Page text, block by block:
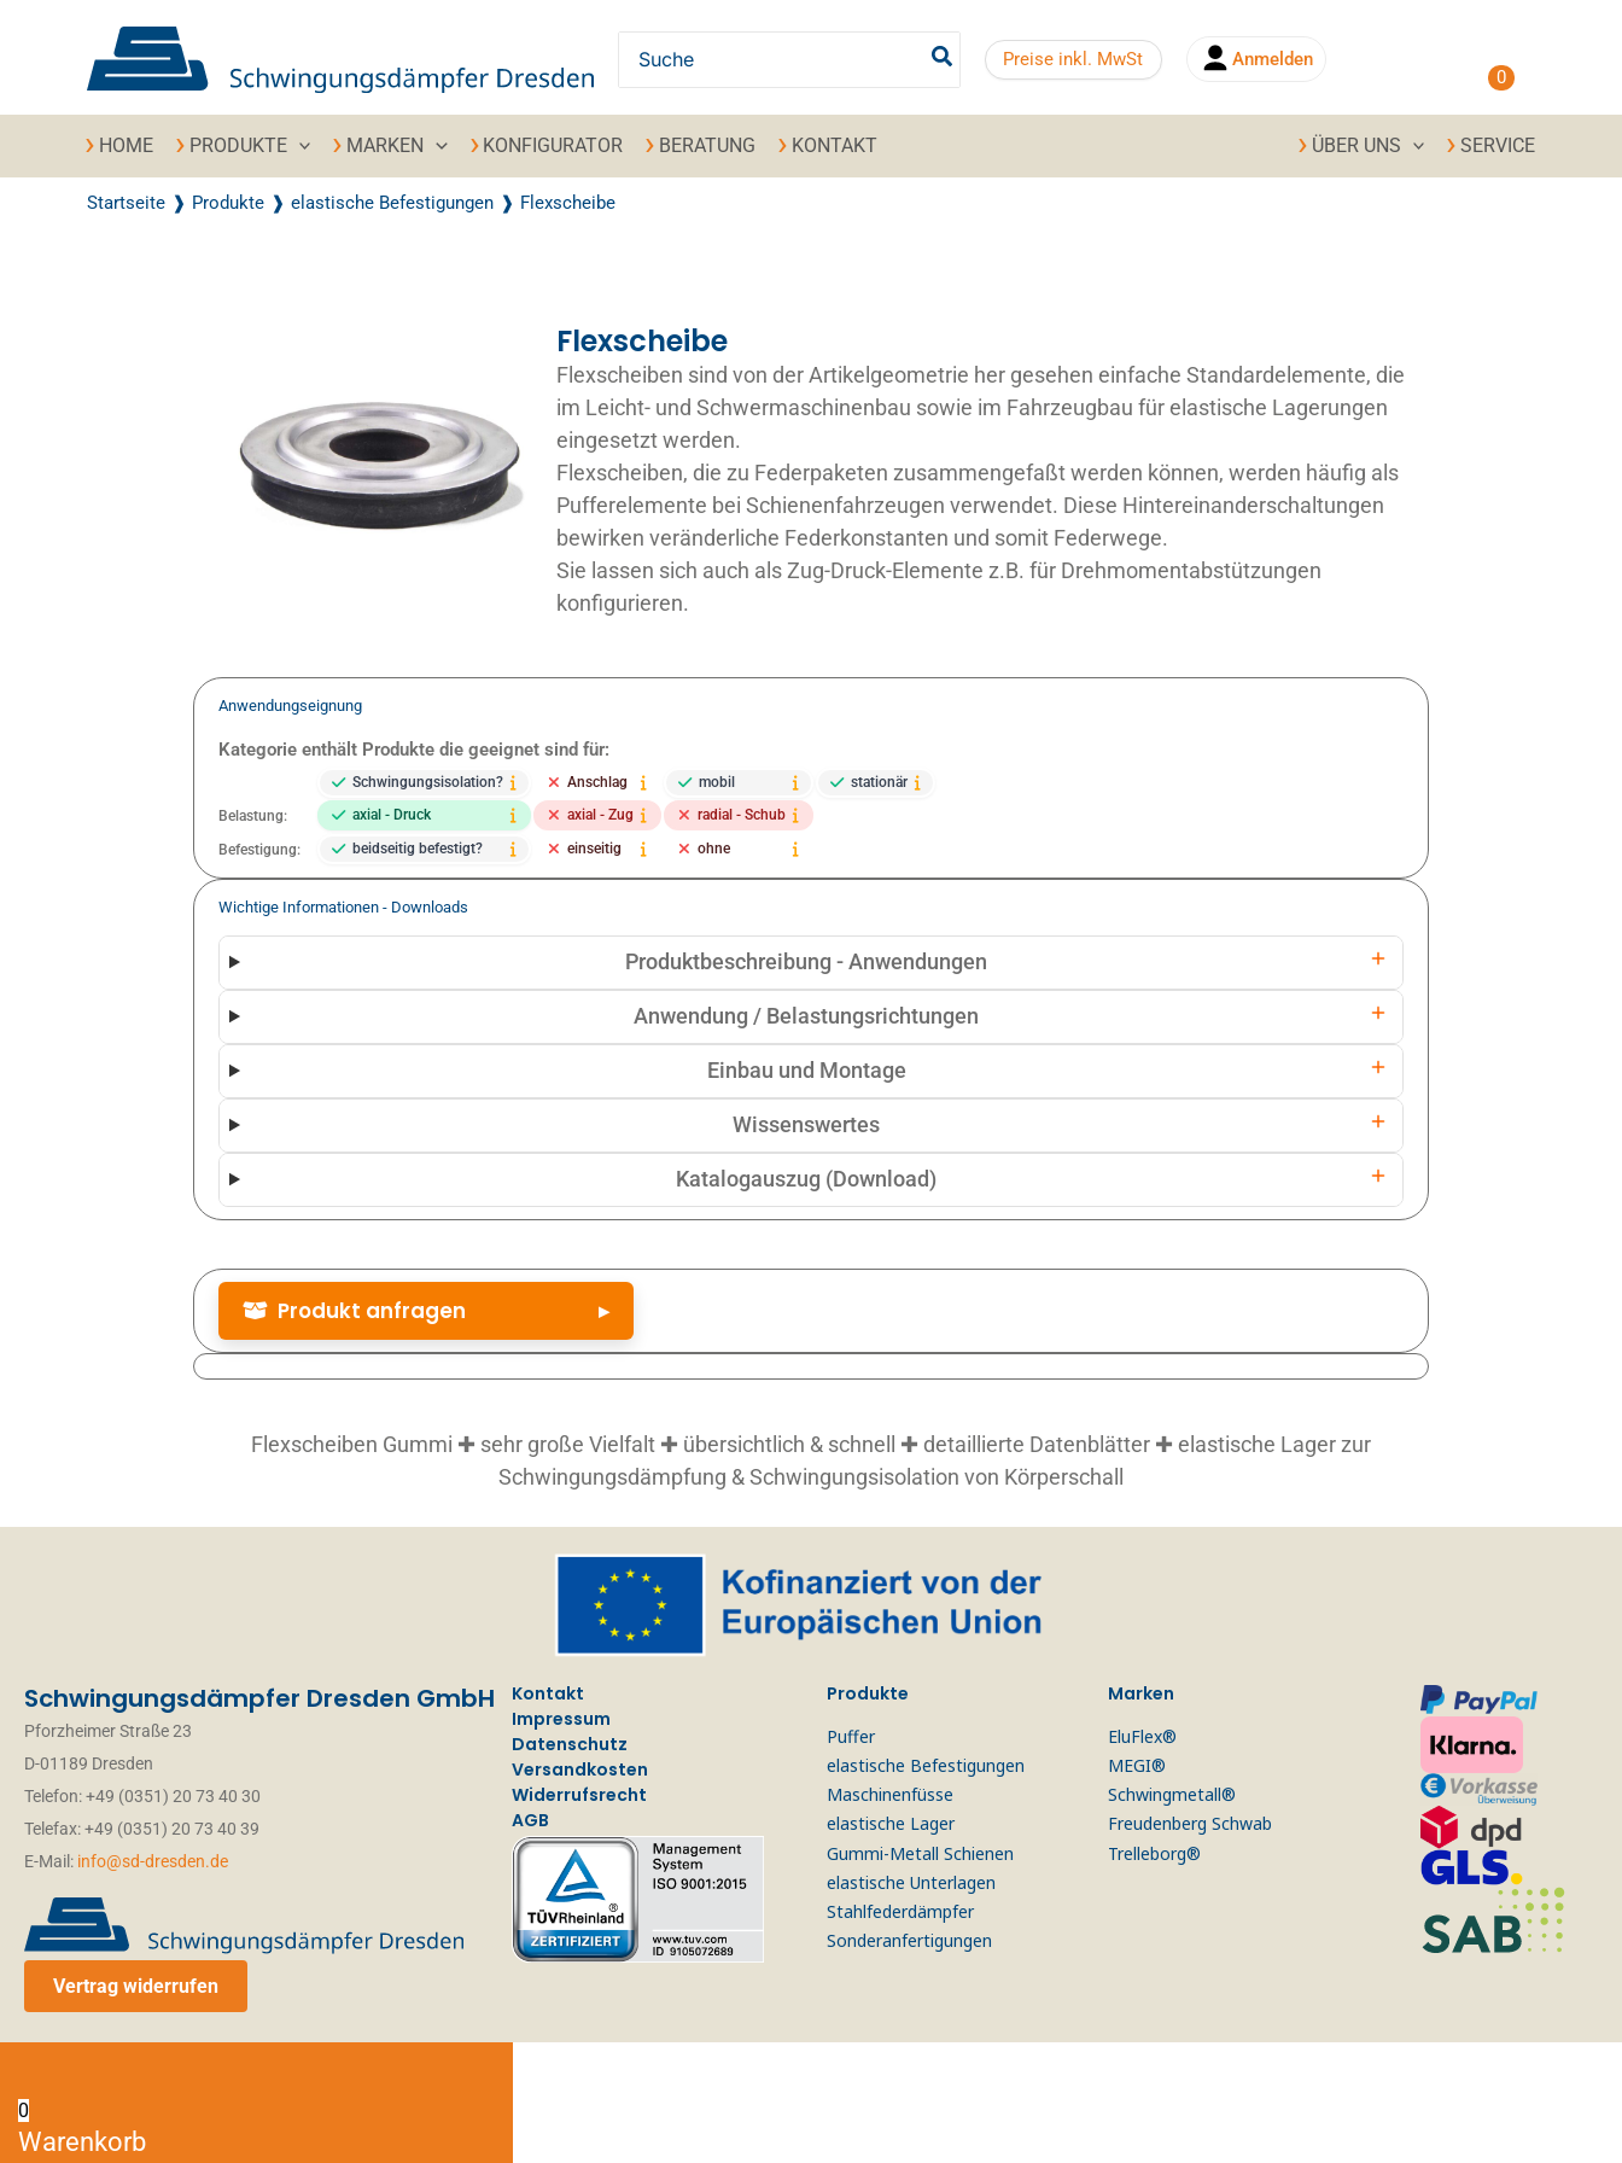
Preise inkl. MwSt Anmelden
0
HOME PRODUKTE MARKEN KONFIGURATOR BERATUNG KONTAKT ÜBER UNS SERVICE
Startseite Produkte elastische Befestigungen Flexscheibe
Flexscheibe
Flexscheiben sind von der Artikelgeometrie her gesehen einfache Standardelemente, die
im Leicht- und Schwermaschinenbau sowie im Fahrzeugbau für elastische Lagerungen
eingesetzt werden.
Flexscheiben, die zu Federpaketen zusammengefaßt werden können, werden häufig als
Pufferelemente bei Schienenfahrzeugen verwendet. Diese Hintereinanderschaltungen
bewirken veränderliche Federkonstanten und somit Federwege.
Sie lassen sich auch als Zug-Druck-Elemente z.B. für Drehmomentabstützungen
konfigurieren.
Anwendungseignung
Kategorie enthält Produkte die geeignet sind für:
Schwingungsisolation? Anschlag mobil
stationär
Belastung:
axial - Druck axial - Zug radial - Schub
Befestigung: beidseitig befestigt? einseitig ohne
Wichtige Informationen - Downloads
Produktbeschreibung - Anwendungen
Anwendung / Belastungsrichtungen
Einbau und Montage
Wissenswertes
Katalogauszug (Download)
Produkt anfragen ▸
Produktbezeichnung *
Firma
Name/Vorname
Flexscheiben Gummi ✚ sehr große Vielfalt ✚ übersichtlich & schnell ✚ detaillierte Datenblätter ✚ elastische Lager zur
Schwingungsdämpfung & Schwingungsisolation von Körperschall
Schwingungsdämpfer Dresden GmbH
Pforzheimer Straße 23
D-01189 Dresden
Telefon: +49 (0351) 20 73 40 30
Telefax: +49 (0351) 20 73 40 39
E-Mail: info@sd-dresden.de
Vertrag widerrufen
Kontakt
Impressum
Datenschutz
Versandkosten
Widerrufsrecht
AGB
Produkte
Puffer
elastische Befestigungen
Maschinenfüsse
elastische Lager
Gummi-Metall Schienen
elastische Unterlagen
Stahlfederdämpfer
Sonderanfertigungen
Marken
EluFlex®
MEGI®
Schwingmetall®
Freudenberg Schwab
Trelleborg®
0
Warenkorb